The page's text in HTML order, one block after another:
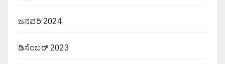
ಜನವರಿ 2024
ಡಿಸೆಂಬರ್ 2023